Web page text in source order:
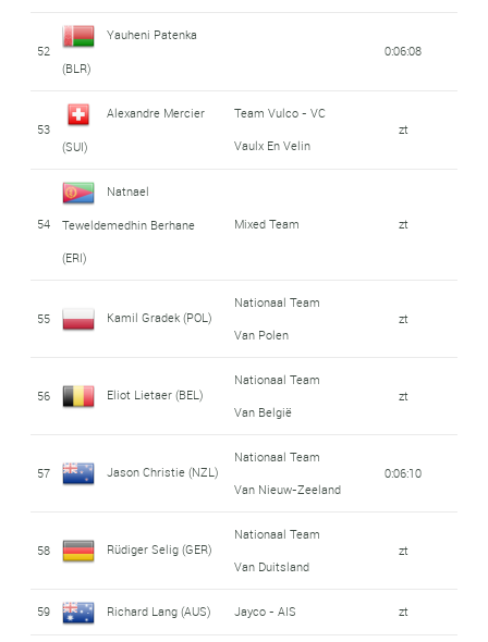
52
Yauheni Patenka
(BLR)
0:06:08
53
Alexandre Mercier
(SUI)
Team Vulco - VC
Vaulx En Velin
zt
54
Natnael
Teweldemedhin Berhane
(ERI)
Mixed Team zt
55 Kamil Gradek (POL)
Nationaal Team
Van Polen
zt
56 Eliot Lietaer (BEL)
Nationaal Team
Van België
zt
57 Jason Christie (NZL)
Nationaal Team
Van Nieuw-Zeeland
0:06:10
58 Rüdiger Selig (GER)
Nationaal Team
Van Duitsland
zt
59 Richard Lang (AUS) Jayco - AIS zt